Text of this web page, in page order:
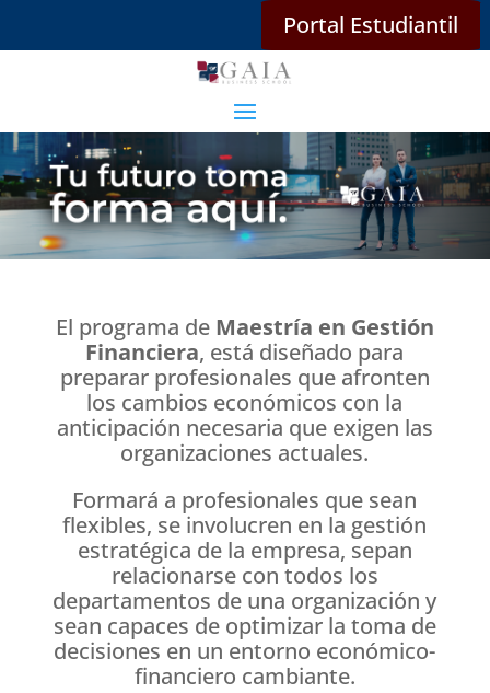
Portal Estudiantil
El programa de Maestría en Gestión
Financiera, está diseñado para
preparar profesionales que afronten
los cambios económicos con la
anticipación necesaria que exigen las
organizaciones actuales.
Formará a profesionales que sean
flexibles, se involucren en la gestión
estratégica de la empresa, sepan
relacionarse con todos los
departamentos de una organización y
sean capaces de optimizar la toma de
decisiones en un entorno económico-
financiero cambiante.